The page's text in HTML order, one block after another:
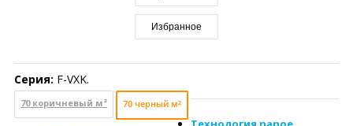
Избранное
Серия: F-VXK.
70 коричневый м² 70 черный м²